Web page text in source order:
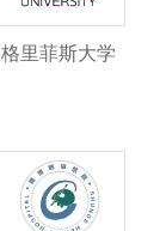
格里菲斯大学